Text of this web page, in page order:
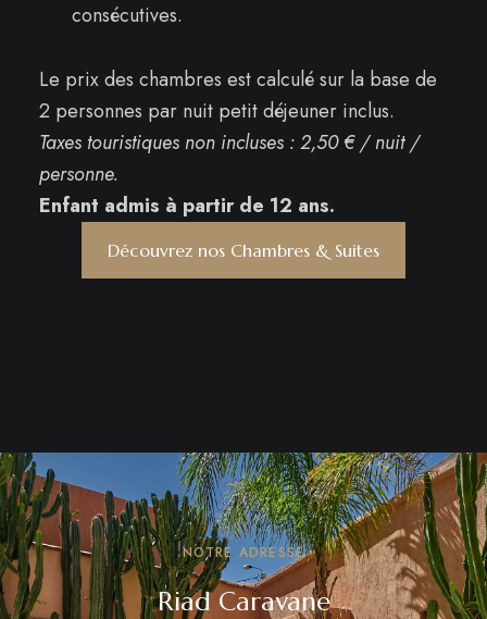
consécutives.
Le prix des chambres est calculé sur la base de
2 personnes par nuit petit déjeuner inclus.
Taxes touristiques non incluses : 2,50 € / nuit /
personne.
Enfant admis à partir de 12 ans.
Découvrez nos Chambres & Suites
NOTRE ADRESSE
Riad Caravane